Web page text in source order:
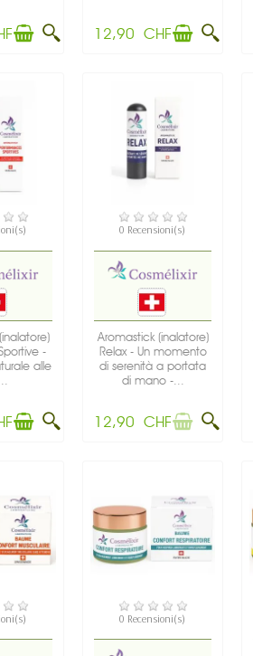
12,90 CHF
-
alle
NON DISPONIBILE
0 Recensioni(s)
Aromastick (inalatore)
Relax - Un momento
di serenità a portata
di mano -...
12,90 CHF
NON DISPONIBILE
0 Recensioni(s)